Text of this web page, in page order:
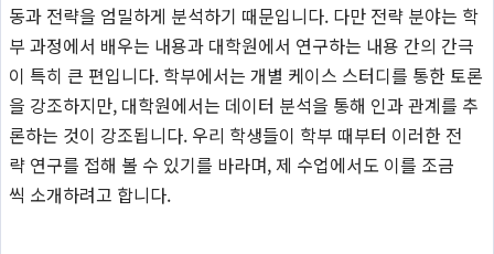
동과 전략을 엄밀하게 분석하기 때문입니다. 다만 전략 분야는 학
부 과정에서 배우는 내용과 대학원에서 연구하는 내용 간의 간극
이 특히 큰 편입니다. 학부에서는 개별 케이스 스터디를 통한 토론
을 강조하지만, 대학원에서는 데이터 분석을 통해 인과 관계를 추
론하는 것이 강조됩니다. 우리 학생들이 학부 때부터 이러한 전
략 연구를 접해 볼 수 있기를 바라며, 제 수업에서도 이를 조금
씩 소개하려고 합니다.